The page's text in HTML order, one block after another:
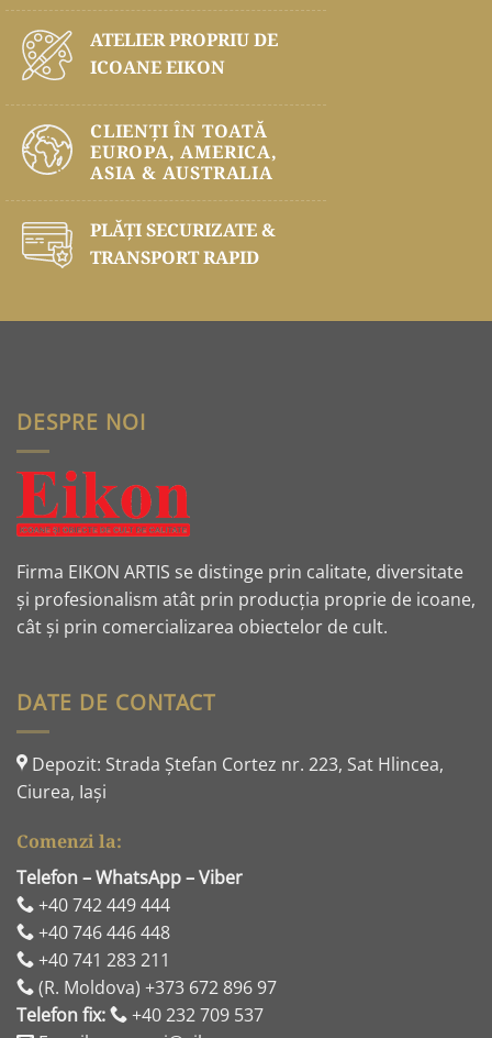
ATELIER PROPRIU DE
ICOANE EIKON
CLIENȚI ÎN TOATĂ
EUROPA, AMERICA,
ASIA & AUSTRALIA
PLĂŢI SECURIZATE &
TRANSPORT RAPID
DESPRE NOI
Firma EIKON ARTIS se distinge prin calitate, diversitate
și profesionalism atât prin producția proprie de icoane,
cât și prin comercializarea obiectelor de cult.
DATE DE CONTACT
Depozit: Strada Ştefan Cortez nr. 223, Sat Hlincea,
Ciurea, Iaşi
Comenzi la:
Telefon – WhatsApp – Viber
+40 742 449 444
+40 746 446 448
+40 741 283 211
(R. Moldova) +373 672 896 97
Telefon fix:
+40 232 709 537